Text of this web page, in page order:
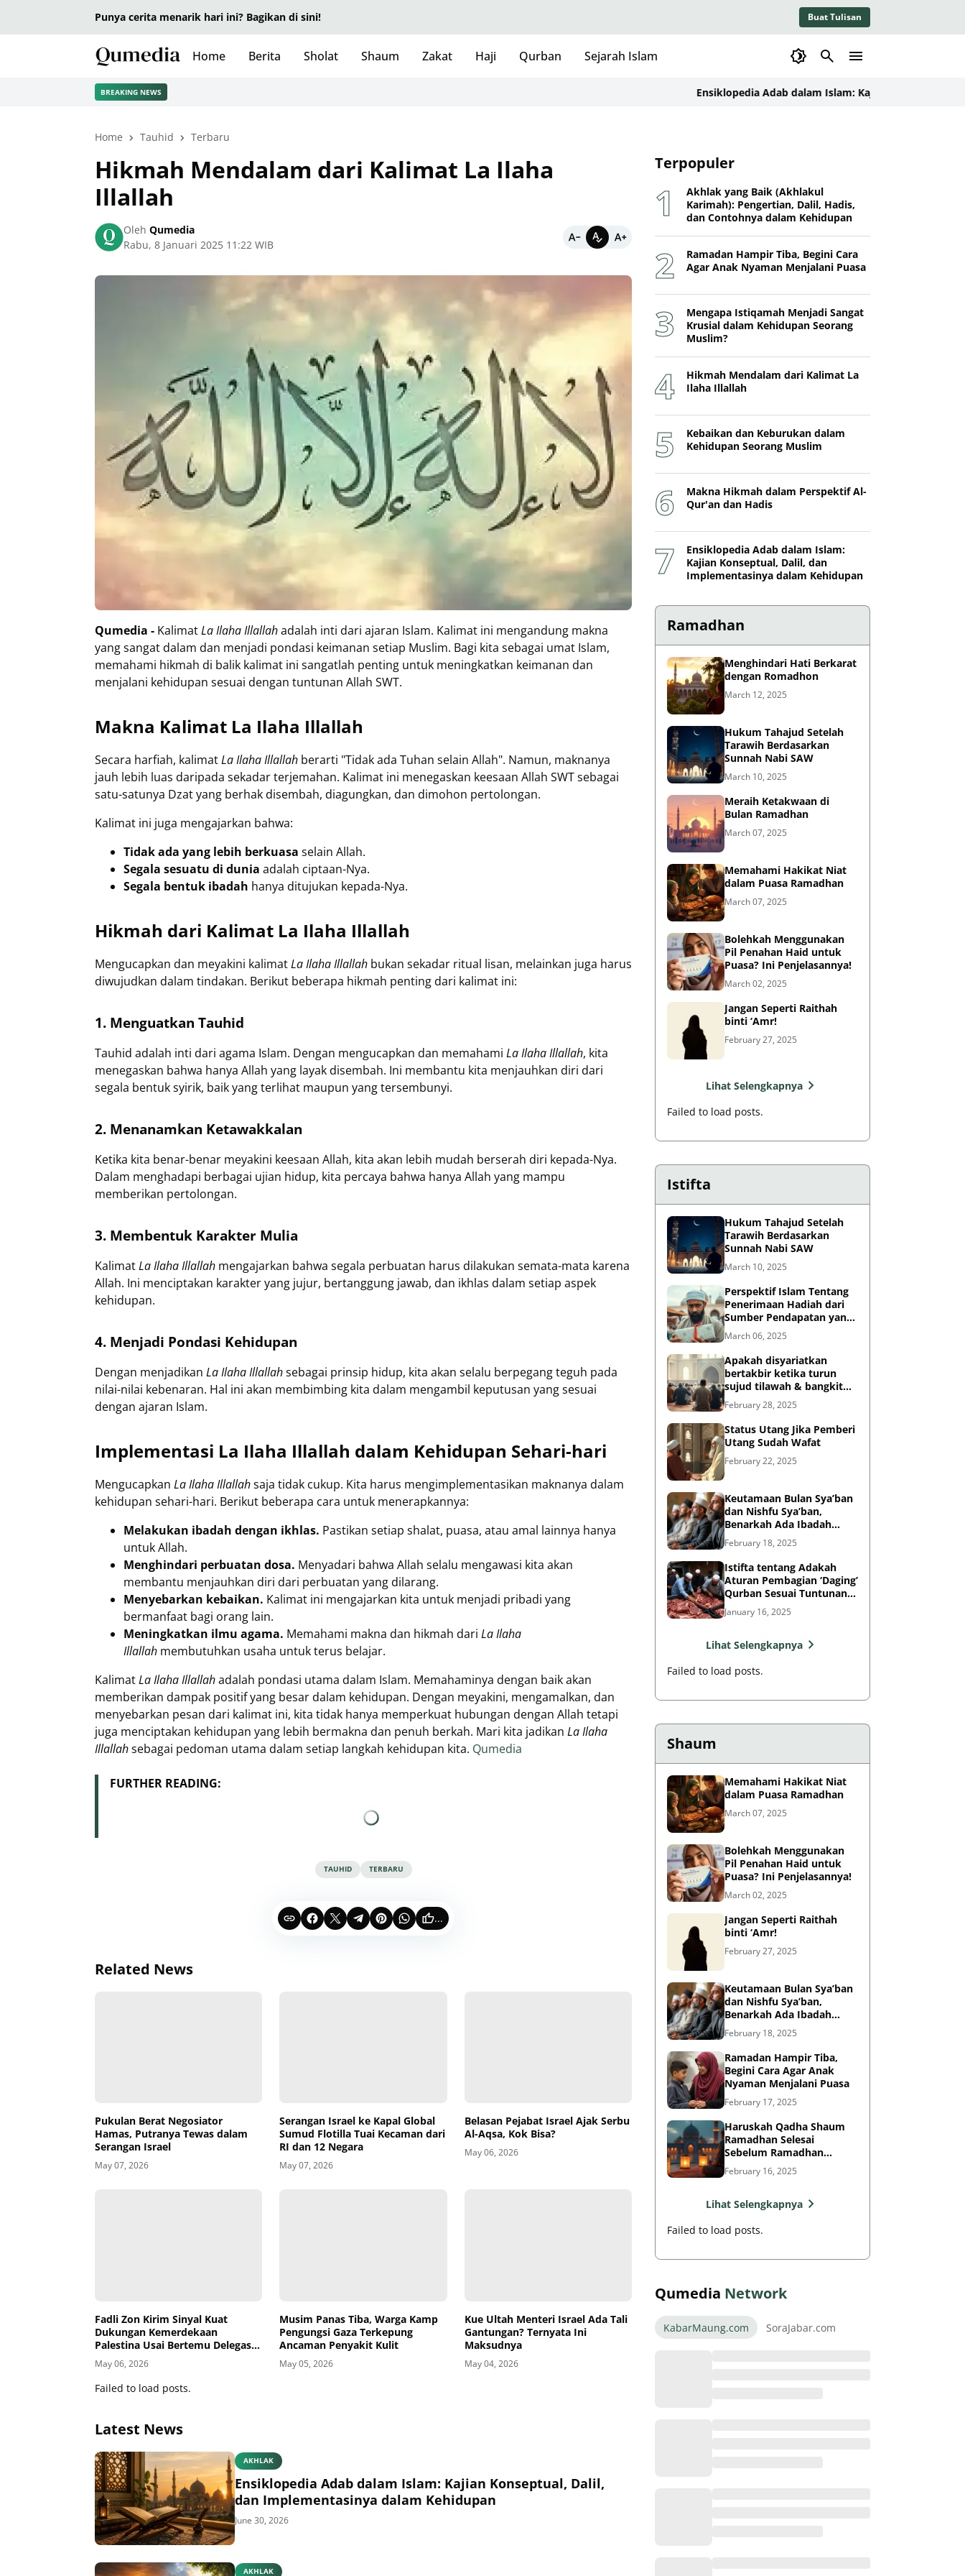
Punya cerita menarik hari ini? Bagikan di sini! Buat Tulisan
Home Berita Sholat Shaum Zakat Haji Qurban Sejarah Islam
BREAKING NEWS Ensiklopedia Adab dalam Islam: Kajian Konseptual, Dalil,
Home Tauhid Terbaru
Hikmah Mendalam dari Kalimat La Ilaha
Illallah
Oleh Qumedia
Rabu, 8 Januari 2025 11:22 WIB
Qumedia - KalimatLa Ilaha Illallahadalah inti dari ajaran Islam. Kalimat ini mengandung makna
yang sangat dalam dan menjadi pondasi keimanan setiap Muslim. Bagi kita sebagai umat Islam,
memahami hikmah di balik kalimat ini sangatlah penting untuk meningkatkan keimanan dan
menjalani kehidupan sesuai dengan tuntunan Allah SWT.
Makna Kalimat La Ilaha Illallah
Secara harfiah, kalimatLa Ilaha Illallah berarti "Tidak ada Tuhan selain Allah". Namun, maknanya
jauh lebih luas daripada sekadar terjemahan. Kalimat ini menegaskan keesaan Allah SWT sebagai
satu-satunya Dzat yang berhak disembah, diagungkan, dan dimohon pertolongan.
Kalimat ini juga mengajarkan bahwa:
Tidak ada yang lebih berkuasa selain Allah.
Segala sesuatu di dunia adalah ciptaan-Nya.
Segala bentuk ibadah hanya ditujukan kepada-Nya.
Hikmah dari Kalimat La Ilaha Illallah
Mengucapkan dan meyakini kalimatLa Ilaha Illallah bukan sekadar ritual lisan, melainkan juga harus
diwujudkan dalam tindakan. Berikut beberapa hikmah penting dari kalimat ini:
1. Menguatkan Tauhid
Tauhid adalah inti dari agama Islam. Dengan mengucapkan dan memahami La Ilaha Illallah, kita
menegaskan bahwa hanya Allah yang layak disembah. Ini membantu kita menjauhkan diri dari
segala bentuk syirik, baik yang terlihat maupun yang tersembunyi.
2. Menanamkan Ketawakkalan
Ketika kita benar-benar meyakini keesaan Allah, kita akan lebih mudah berserah diri kepada-Nya.
Dalam menghadapi berbagai ujian hidup, kita percaya bahwa hanya Allah yang mampu
memberikan pertolongan.
3. Membentuk Karakter Mulia
KalimatLa Ilaha Illallah mengajarkan bahwa segala perbuatan harus dilakukan semata-mata karena
Allah. Ini menciptakan karakter yang jujur, bertanggung jawab, dan ikhlas dalam setiap aspek
kehidupan.
4. Menjadi Pondasi Kehidupan
Dengan menjadikan La Ilaha Illallahsebagai prinsip hidup, kita akan selalu berpegang teguh pada
nilai-nilai kebenaran. Hal ini akan membimbing kita dalam mengambil keputusan yang sesuai
dengan ajaran Islam.
Implementasi La Ilaha Illallah dalam Kehidupan Sehari-hari
Mengucapkan La Ilaha Illallahsaja tidak cukup. Kita harus mengimplementasikan maknanya dalam
kehidupan sehari-hari. Berikut beberapa cara untuk menerapkannya:
Melakukan ibadah dengan ikhlas. Pastikan setiap shalat, puasa, atau amal lainnya hanya
untuk Allah.
Menghindari perbuatan dosa. Menyadari bahwa Allah selalu mengawasi kita akan
membantu menjauhkan diri dari perbuatan yang dilarang.
Menyebarkan kebaikan. Kalimat ini mengajarkan kita untuk menjadi pribadi yang
bermanfaat bagi orang lain.
Meningkatkan ilmu agama. Memahami makna dan hikmah dari La Ilaha
Illallah membutuhkan usaha untuk terus belajar.
KalimatLa Ilaha Illallahadalah pondasi utama dalam Islam. Memahaminya dengan baik akan
memberikan dampak positif yang besar dalam kehidupan. Dengan meyakini, mengamalkan, dan
menyebarkan pesan dari kalimat ini, kita tidak hanya memperkuat hubungan dengan Allah tetapi
juga menciptakan kehidupan yang lebih bermakna dan penuh berkah. Mari kita jadikan La Ilaha
Illallahsebagai pedoman utama dalam setiap langkah kehidupan kita. Qumedia
FURTHER READING:
TAUHID TERBARU
...
Related News
Hamas, Putranya Tewas dalam
Serangan Israel
May 07, 2026
Sumud Flotilla Tuai Kecaman dari
RI dan 12 Negara
May 07, 2026
Al-Aqsa, Kok Bisa?
May 06, 2026
di Kemenbud
May 06, 2026 May 05, 2026 May 04, 2026
Latest News
Ensiklopedia Adab dalam Islam: Kajian Konseptual, Dalil,
dan Implementasinya dalam Kehidupan
June 30, 2026
Menyiasati Dunia untuk Menggapai Akhirat
Terpopuler
Akhlak yang Baik (Akhlakul
Karimah): Pengertian, Dalil, Hadis,
dan Contohnya dalam Kehidupan
Ramadan Hampir Tiba, Begini Cara
Agar Anak Nyaman Menjalani Puasa
Mengapa Istiqamah Menjadi Sangat
Krusial dalam Kehidupan Seorang
Muslim?
Hikmah Mendalam dari Kalimat La
Ilaha Illallah
Kebaikan dan Keburukan dalam
Kehidupan Seorang Muslim
Makna Hikmah dalam Perspektif Al-
Qur'an dan Hadis
Ensiklopedia Adab dalam Islam:
Kajian Konseptual, Dalil, dan
Implementasinya dalam Kehidupan
Ramadhan
Menghindari Hati Berkarat
dengan Romadhon
March 12, 2025
Hukum Tahajud Setelah
Tarawih Berdasarkan
Sunnah Nabi SAW
March 10, 2025
Meraih Ketakwaan di
Bulan Ramadhan
March 07, 2025
Memahami Hakikat Niat
dalam Puasa Ramadhan
March 07, 2025
Bolehkah Menggunakan
Pil Penahan Haid untuk
Puasa? Ini Penjelasannya!
March 02, 2025
Jangan Seperti Raithah
binti ‘Amr!
February 27, 2025
Lihat Selengkapnya
Failed to load posts.
Istifta
Hukum Tahajud Setelah
Tarawih Berdasarkan
Sunnah Nabi SAW
March 10, 2025
Perspektif Islam Tentang
Penerimaan Hadiah dari
Sumber Pendapatan yang
Tidak Halal
March 06, 2025
Apakah disyariatkan
bertakbir ketika turun
sujud tilawah & bangkit
dari sujud tilawah yang
dilakukan dalam shalat?
February 28, 2025
Status Utang Jika Pemberi
Utang Sudah Wafat
February 22, 2025
Keutamaan Bulan Sya’ban
dan Nishfu Sya’ban,
Benarkah Ada Ibadah
Khusus?
February 18, 2025
Istifta tentang Adakah
Aturan Pembagian ‘Daging’
Qurban Sesuai Tuntunan
Rasulullah?
January 16, 2025
Lihat Selengkapnya
Failed to load posts.
Shaum
Memahami Hakikat Niat
dalam Puasa Ramadhan
March 07, 2025
Bolehkah Menggunakan
Pil Penahan Haid untuk
Puasa? Ini Penjelasannya!
March 02, 2025
Jangan Seperti Raithah
binti ‘Amr!
February 27, 2025
Keutamaan Bulan Sya’ban
dan Nishfu Sya’ban,
Benarkah Ada Ibadah
Khusus?
February 18, 2025
Ramadan Hampir Tiba,
Begini Cara Agar Anak
Nyaman Menjalani Puasa
February 17, 2025
Haruskah Qadha Shaum
Ramadhan Selesai
Sebelum Ramadhan
Berikutnya?
February 16, 2025
Lihat Selengkapnya
Failed to load posts.
Qumedia Network
KabarMaung.com SoraJabar.com